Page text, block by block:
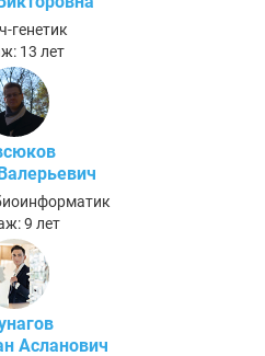
генетик
13 лет
9 лет
Асланович